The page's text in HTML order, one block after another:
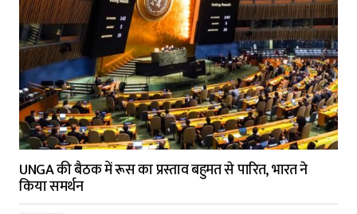
UNGA की बैठक में रूस का प्रस्ताव बहुमत से पारित, भारत ने
किया समर्थन